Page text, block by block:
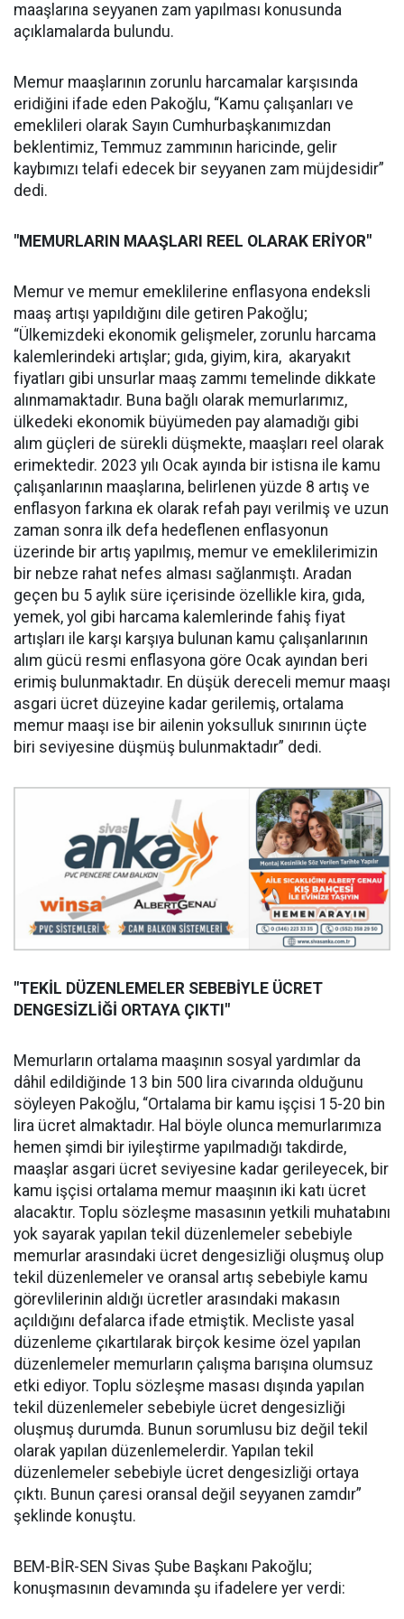
maaşlarına seyyanen zam yapılması konusunda
açıklamalarda bulundu.
Memur maaşlarının zorunlu harcamalar karşısında
eridiğini ifade eden Pakoğlu, “Kamu çalışanları ve
emeklileri olarak Sayın Cumhurbaşkanımızdan
beklentimiz, Temmuz zammının haricinde, gelir
kaybımızı telafi edecek bir seyyanen zam müjdesidir”
dedi.
"MEMURLARIN MAAŞLARI REEL OLARAK ERİYOR"
Memur ve memur emeklilerine enflasyona endeksli
maaş artışı yapıldığını dile getiren Pakoğlu;
“Ülkemizdeki ekonomik gelişmeler, zorunlu harcama
kalemlerindeki artışlar; gıda, giyim, kira, akaryakıt
fiyatları gibi unsurlar maaş zammı temelinde dikkate
alınmamaktadır. Buna bağlı olarak memurlarımız,
ülkedeki ekonomik büyümeden pay alamadığı gibi
alım güçleri de sürekli düşmekte, maaşları reel olarak
erimektedir. 2023 yılı Ocak ayında bir istisna ile kamu
çalışanlarının maaşlarına, belirlenen yüzde 8 artış ve
enflasyon farkına ek olarak refah payı verilmiş ve uzun
zaman sonra ilk defa hedeflenen enflasyonun
üzerinde bir artış yapılmış, memur ve emeklilerimizin
bir nebze rahat nefes alması sağlanmıştı. Aradan
geçen bu 5 aylık süre içerisinde özellikle kira, gıda,
yemek, yol gibi harcama kalemlerinde fahiş fiyat
artışları ile karşı karşıya bulunan kamu çalışanlarının
alım gücü resmi enflasyona göre Ocak ayından beri
erimiş bulunmaktadır. En düşük dereceli memur maaşı
asgari ücret düzeyine kadar gerilemiş, ortalama
memur maaşı ise bir ailenin yoksulluk sınırının üçte
biri seviyesine düşmüş bulunmaktadır” dedi.
"TEKİL DÜZENLEMELER SEBEBİYLE ÜCRET
DENGESİZLİĞİ ORTAYA ÇIKTI"
Memurların ortalama maaşının sosyal yardımlar da
dâhil edildiğinde 13 bin 500 lira civarında olduğunu
söyleyen Pakoğlu, “Ortalama bir kamu işçisi 15-20 bin
lira ücret almaktadır. Hal böyle olunca memurlarımıza
hemen şimdi bir iyileştirme yapılmadığı takdirde,
maaşlar asgari ücret seviyesine kadar gerileyecek, bir
kamu işçisi ortalama memur maaşının iki katı ücret
alacaktır. Toplu sözleşme masasının yetkili muhatabını
yok sayarak yapılan tekil düzenlemeler sebebiyle
memurlar arasındaki ücret dengesizliği oluşmuş olup
tekil düzenlemeler ve oransal artış sebebiyle kamu
görevlilerinin aldığı ücretler arasındaki makasın
açıldığını defalarca ifade etmiştik. Mecliste yasal
düzenleme çıkartılarak birçok kesime özel yapılan
düzenlemeler memurların çalışma barışına olumsuz
etki ediyor. Toplu sözleşme masası dışında yapılan
tekil düzenlemeler sebebiyle ücret dengesizliği
oluşmuş durumda. Bunun sorumlusu biz değil tekil
olarak yapılan düzenlemelerdir. Yapılan tekil
düzenlemeler sebebiyle ücret dengesizliği ortaya
çıktı. Bunun çaresi oransal değil seyyanen zamdır”
şeklinde konuştu.
BEM-BİR-SEN Sivas Şube Başkanı Pakoğlu;
konuşmasının devamında şu ifadelere yer verdi: